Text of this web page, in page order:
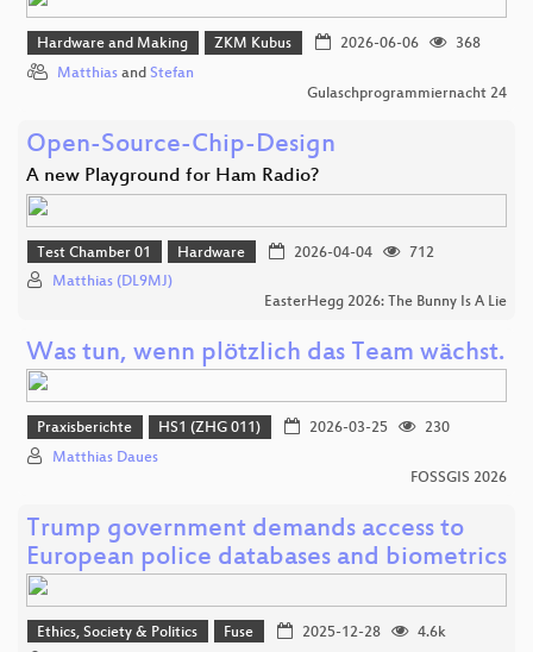
Hardware and Making ZKM Kubus 2026-06-06
368
Matthias and Stefan
Gulaschprogrammiernacht 24
Open-Source-Chip-Design
A new Playground for Ham Radio?
Test Chamber 01 Hardware 2026-04-04
712
Matthias (DL9MJ)
EasterHegg 2026: The Bunny Is A Lie
Was tun, wenn plötzlich das Team wächst.
Praxisberichte HS1 (ZHG 011) 2026-03-25
230
Matthias Daues
FOSSGIS 2026
Trump government demands access to
European police databases and biometrics
Ethics, Society & Politics Fuse 2025-12-28
4.6k